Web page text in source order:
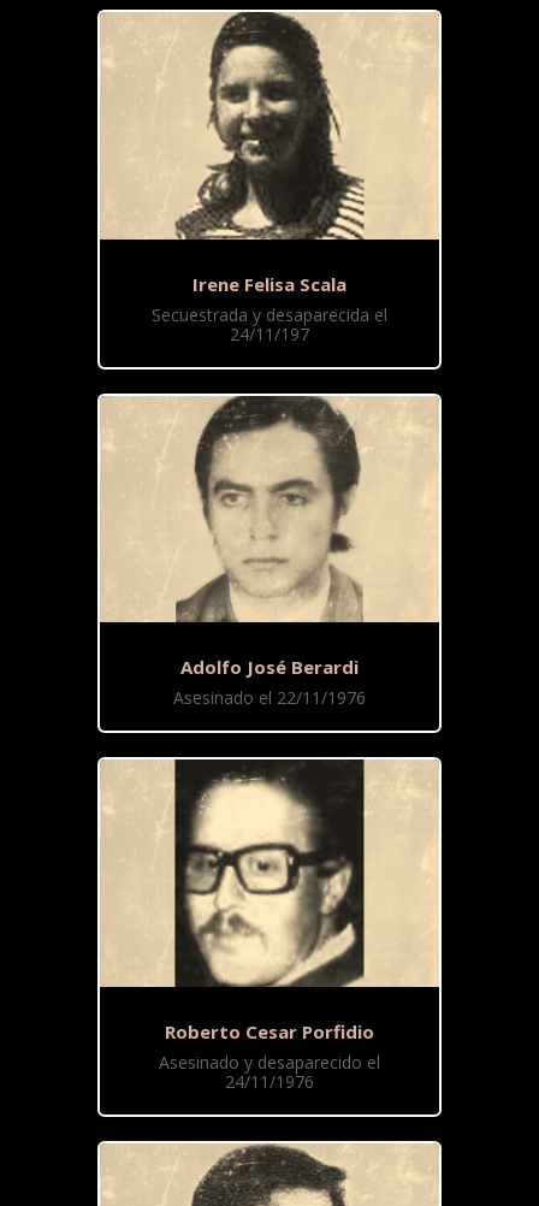
Irene Felisa Scala
Secuestrada y desaparecida el
24/11/197
Adolfo José Berardi
Asesinado el 22/11/1976
Roberto Cesar Porfidio
Asesinado y desaparecido el
24/11/1976